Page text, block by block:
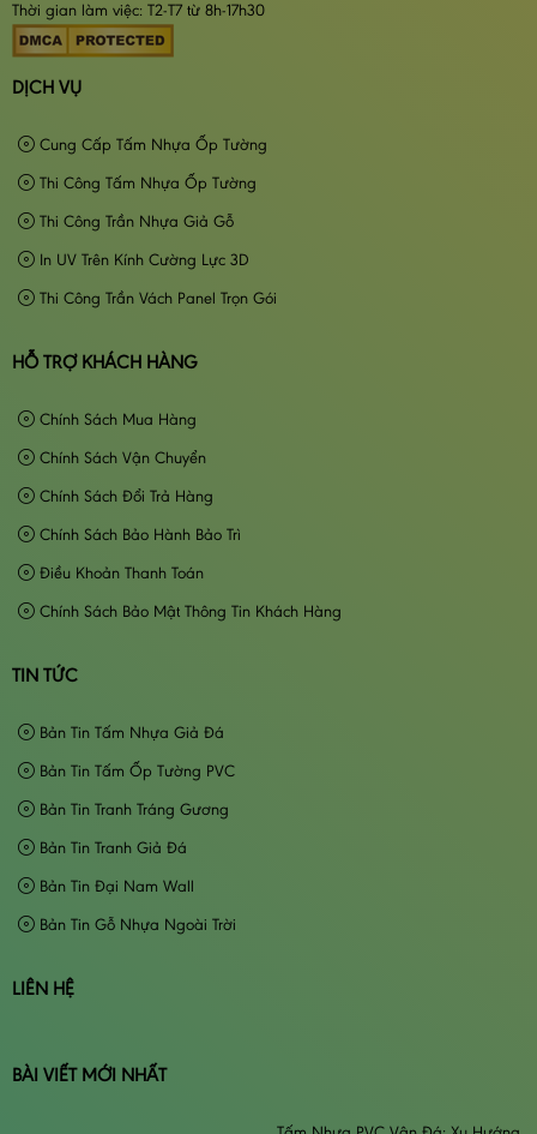
Thời gian làm việc: T2-T7 từ 8h-17h30
DỊCH VỤ
Cung Cấp Tấm Nhựa Ốp Tường
Thi Công Tấm Nhựa Ốp Tường
Thi Công Trần Nhựa Giả Gỗ
In UV Trên Kính Cường Lực 3D
Thi Công Trần Vách Panel Trọn Gói
HỖ TRỢ KHÁCH HÀNG
Chính Sách Mua Hàng
Chính Sách Vận Chuyển
Chính Sách Đổi Trả Hàng
Chính Sách Bảo Hành Bảo Trì
Điều Khoản Thanh Toán
Chính Sách Bảo Mật Thông Tin Khách Hàng
TIN TỨC
Bản Tin Tấm Nhựa Giả Đá
Bản Tin Tấm Ốp Tường PVC
Bản Tin Tranh Tráng Gương
Bản Tin Tranh Giả Đá
Bản Tin Đại Nam Wall
Bản Tin Gỗ Nhựa Ngoài Trời
LIÊN HỆ
BÀI VIẾT MỚI NHẤT